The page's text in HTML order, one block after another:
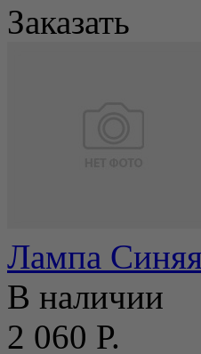
Заказать
Лампа Синяя
В наличии
2 060 Р.